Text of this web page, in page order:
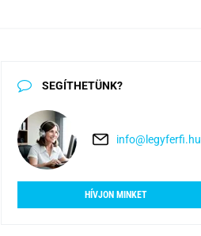
SEGÍTHETÜNK?
info@legyferfi.hu
HÍVJON MINKET